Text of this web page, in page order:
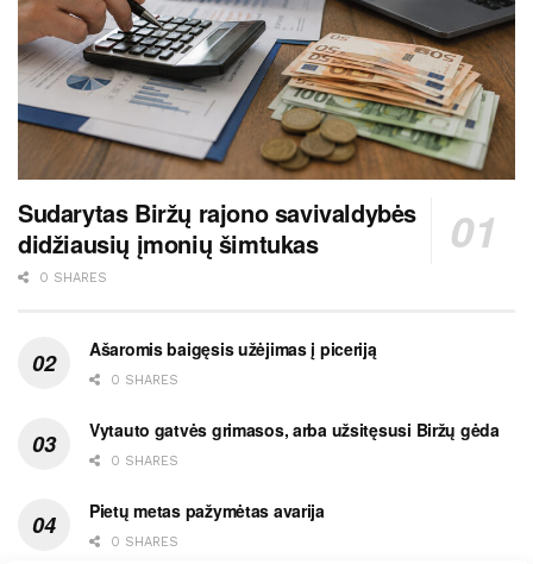
Sudarytas Biržų rajono savivaldybės
didžiausių įmonių šimtukas
0 SHARES
Ašaromis baigęsis užėjimas į piceriją
0 SHARES
Vytauto gatvės grimasos, arba užsitęsusi Biržų gėda
0 SHARES
Pietų metas pažymėtas avarija
0 SHARES